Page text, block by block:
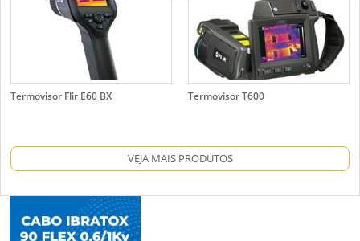
Termovisor Flir E60 BX Termovisor T600
VEJA MAIS PRODUTOS